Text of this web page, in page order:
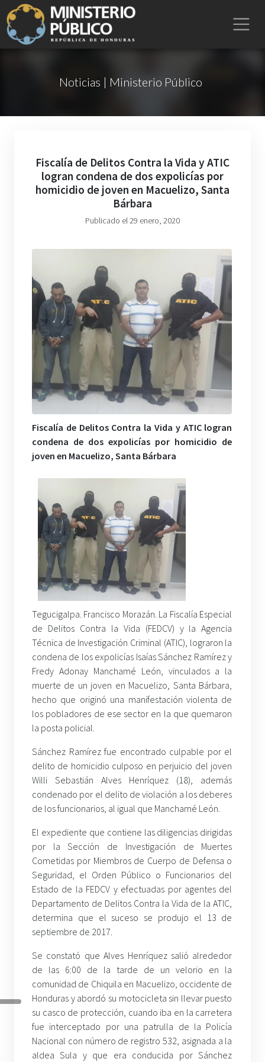
Noticias | Ministerio Público
Fiscalía de Delitos Contra la Vida y ATIC
logran condena de dos expolicías por
homicidio de joven en Macuelizo, Santa
Bárbara
Publicado el 29 enero, 2020
Fiscalía de Delitos Contra la Vida y ATIC logran
condena de dos expolicías por homicidio de
joven en Macuelizo, Santa Bárbara
Tegucigalpa. Francisco Morazán. La Fiscalía Especial
de Delitos Contra la Vida (FEDCV) y la Agencia
Técnica de Investigación Criminal (ATIC), lograron la
condena de los expolicías Isaías Sánchez Ramírez y
Fredy Adonay Manchamé León, vinculados a la
muerte de un joven en Macuelizo, Santa Bárbara,
hecho que originó una manifestación violenta de
los pobladores de ese sector en la que quemaron
la posta policial.
Sánchez Ramírez fue encontrado culpable por el
delito de homicidio culposo en perjuicio del joven
Willi Sebastián Alves Henríquez (18), además
condenado por el delito de violación a los deberes
de los funcionarios, al igual que Manchamé León.
El expediente que contiene las diligencias dirigidas
por la Sección de Investigación de Muertes
Cometidas por Miembros de Cuerpo de Defensa o
Seguridad, el Orden Público o Funcionarios del
Estado de la FEDCV y efectuadas por agentes del
Departamento de Delitos Contra la Vida de la ATIC,
determina que el suceso se produjo el 13 de
septiembre de 2017.
Se constató que Alves Henríquez salió alrededor
de las 6:00 de la tarde de un velorio en la
comunidad de Chiquila en Macuelizo, occidente de
Honduras y abordó su motocicleta sin llevar puesto
su casco de protección, cuando iba en la carretera
fue interceptado por una patrulla de la Policía
Nacional con número de registro 532, asignada a la
aldea Sula y que era conducida por Sánchez